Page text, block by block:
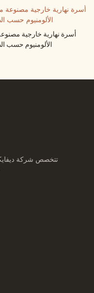
أسرة نهارية خارجية
الألومنيوم حسب
تتخصص شركة